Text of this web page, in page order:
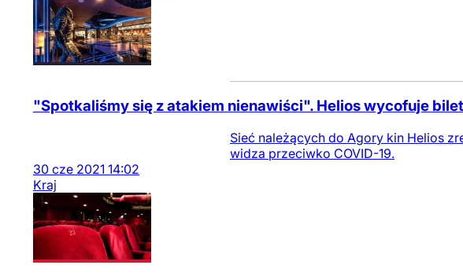
"Spotkaliśmy się z atakiem nienawiści". Helios wycofuje
Sieć należących do Agory kin Helios
widza przeciwko COVID-19.
30 cze 2021 14:02
Kraj